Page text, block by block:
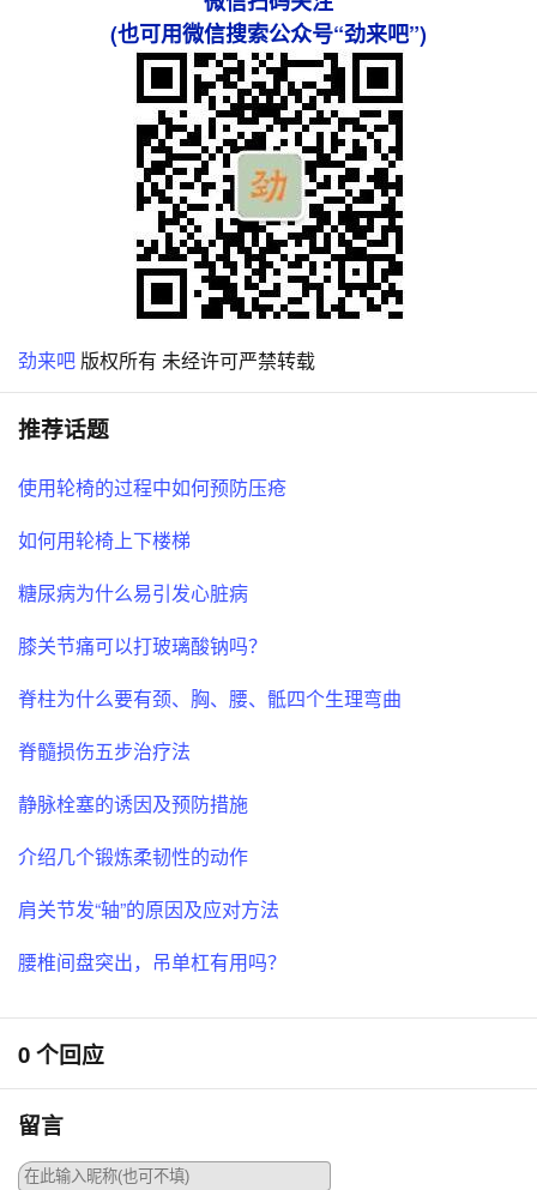
(也可用微信搜索公众号“劲来吧”)
劲来吧 版权所有 未经许可严禁转载
推荐话题
使用轮椅的过程中如何预防压疮
如何用轮椅上下楼梯
糖尿病为什么易引发心脏病
膝关节痛可以打玻璃酸钠吗？
脊柱为什么要有颈、胸、腰、骶四个生理弯曲
脊髓损伤五步治疗法
静脉栓塞的诱因及预防措施
介绍几个锻炼柔韧性的动作
肩关节发“轴”的原因及应对方法
腰椎间盘突出，吊单杠有用吗？
0 个回应
留言